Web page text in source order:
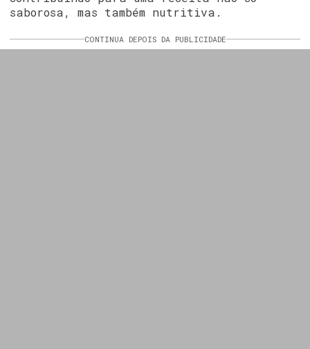
saborosa, mas também nutritiva.
CONTINUA DEPOIS DA PUBLICIDADE